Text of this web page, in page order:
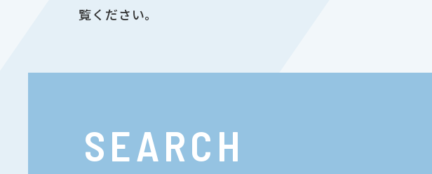
覧ください。
SEARCH